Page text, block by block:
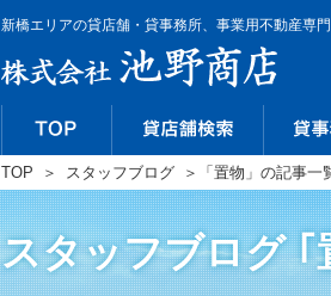
新橋エリアの貸店舗・貸事務所、事業用不動産専門
TOP ＞ スタッフブログ ＞ 「置物」の記事一
スタッフブログ ｢